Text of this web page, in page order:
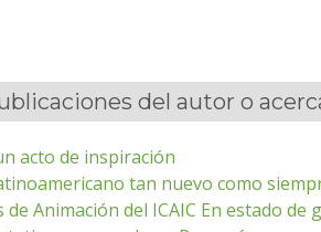
del autor o
acto de inspiración
tan nuevo como
de Animación del ICAIC En estado de